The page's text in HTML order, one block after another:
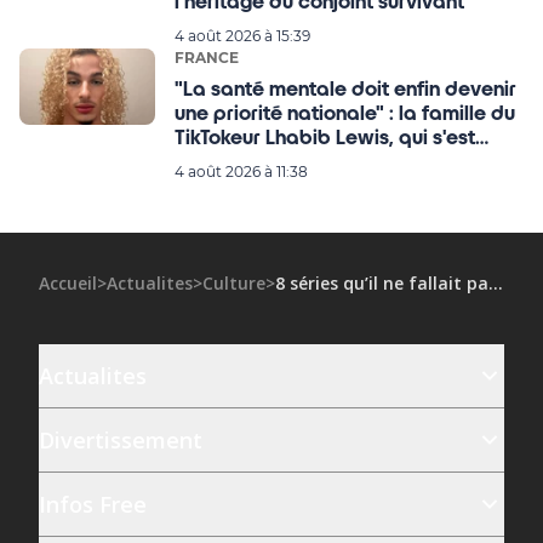
4 août 2026 à 15:39
FRANCE
"La santé mentale doit enfin devenir
une priorité nationale" : la famille du
TikTokeur Lhabib Lewis, qui s'est
donné la mort à l’âge de 20 ans,
4 août 2026 à 11:38
Accueil>Actualites>Culture> 8 séries qu’il ne fallait pas rater en 2023